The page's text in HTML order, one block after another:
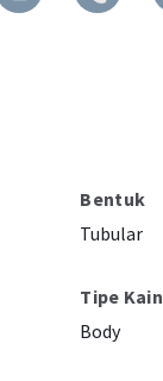
Bentuk
Tubular
Tipe Kain
Body